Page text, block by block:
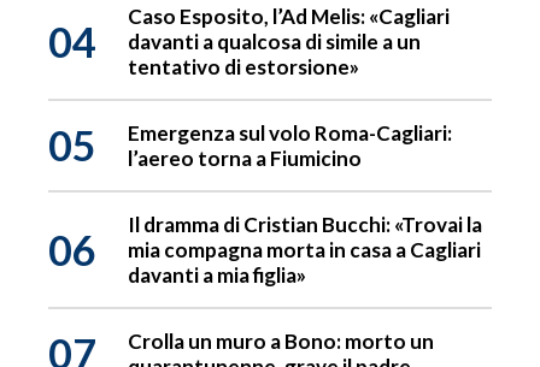
04
Caso Esposito, l’Ad Melis: «Cagliari
davanti a qualcosa di simile a un
tentativo di estorsione»
05
Emergenza sul volo Roma-Cagliari:
l’aereo torna a Fiumicino
06
Il dramma di Cristian Bucchi: «Trovai la
mia compagna morta in casa a Cagliari
davanti a mia figlia»
07
Crolla un muro a Bono: morto un